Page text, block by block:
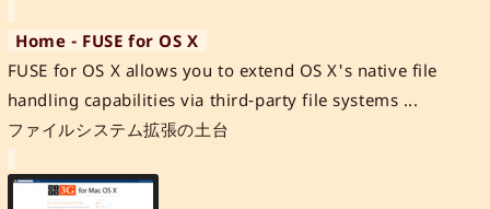
Home - FUSE for OS X
FUSE for OS X allows you to extend OS X's native file
handling capabilities via third-party file systems ...
ファイルシステム拡張の土台